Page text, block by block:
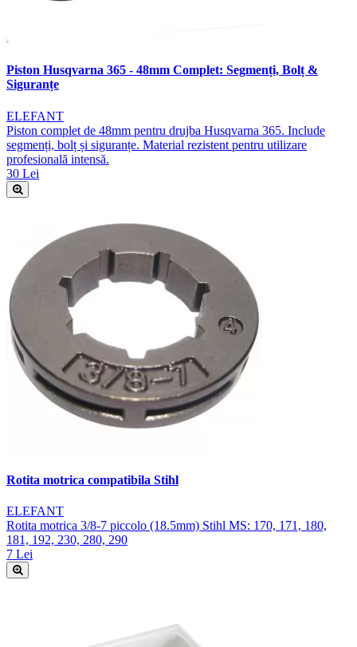
Piston Husqvarna 365 - 48mm Complet: Segmenți, Bolț &
Siguranțe
ELEFANT
Piston complet de 48mm pentru drujba Husqvarna 365. Include
segmenți, bolț și siguranțe. Material rezistent pentru utilizare
profesională intensă.
30 Lei
Rotita motrica compatibila Stihl
ELEFANT
Rotita motrica 3/8-7 piccolo (18.5mm) Stihl MS: 170, 171, 180,
181, 192, 230, 280, 290
7 Lei